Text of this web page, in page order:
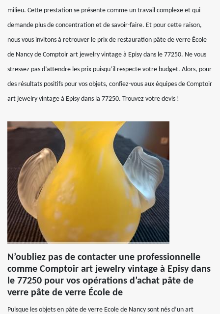
milieu. Cette prestation se présente comme un travail complexe et qui
demande plus de concentration et de savoir-faire. Et pour cette raison,
nous vous invitons à retrouver le prix de restauration pâte de verre École
de Nancy de Comptoir art jewelry vintage à Episy dans le 77250. Ne vous
stressez pas d’attendre les prix puisqu’il respecte votre budget. Alors, pour
des résultats positifs pour vos objets, confiez-vous aux équipes de Comptoir
art jewelry vintage à Episy dans la 77250. Trouvez votre devis !
N’oubliez pas de contacter une professionnelle
comme Comptoir art jewelry vintage à Episy dans
le 77250 pour vos opérations d’achat pâte de
verre pâte de verre École de
Puisque les objets en pâte de verre Ecole de Nancy sont nés d’un art